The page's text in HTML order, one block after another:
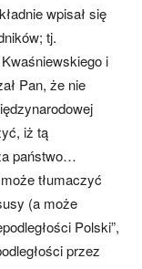
wpisał się
tj.
i
Pan, że nie
iż tą
państwo…
tłumaczyć
(a może
Polski”,
przez